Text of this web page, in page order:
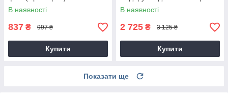
В наявності
837 ₴ 997 ₴
Купити
В наявності
2 725 ₴ 3 125 ₴
Купити
Показати ще